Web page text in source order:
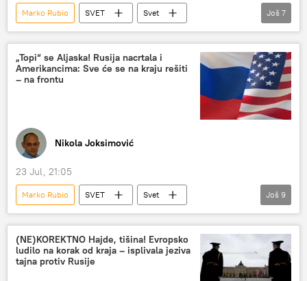
Marko Rubio SVET
Svet
Svet – politika
Rusija
SAD
Aljaska
Sergej Lavrov
dogovor
Analize i mišljenja
Još 7
„Topi“ se Aljaska! Rusija nacrtala i
Amerikancima: Sve će se na kraju rešiti
– na frontu
Nikola Joksimović
23 Jul, 21:05
Marko Rubio SVET
Svet
Svet – politika
Rusija
SAD
Sergej Lavrov
Manila
ASEAN
Specijalna vojna operacija u Ukrajini – vesti
Još 9
(NE)KOREKTNO Hajde, tišina! Evropsko
ludilo na korak od kraja – isplivala jeziva
tajna protiv Rusije